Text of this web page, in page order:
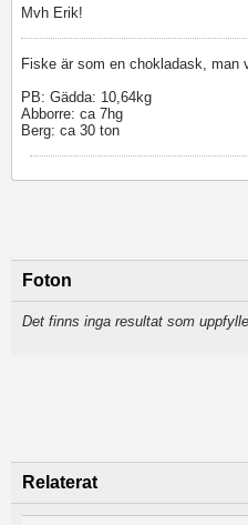
Mvh Erik!
Fiske är som en chokladask, man
PB: Gädda: 10,64kg
Abborre: ca 7hg
Berg: ca 30 ton
Foton
Det finns inga resultat som
Relaterat